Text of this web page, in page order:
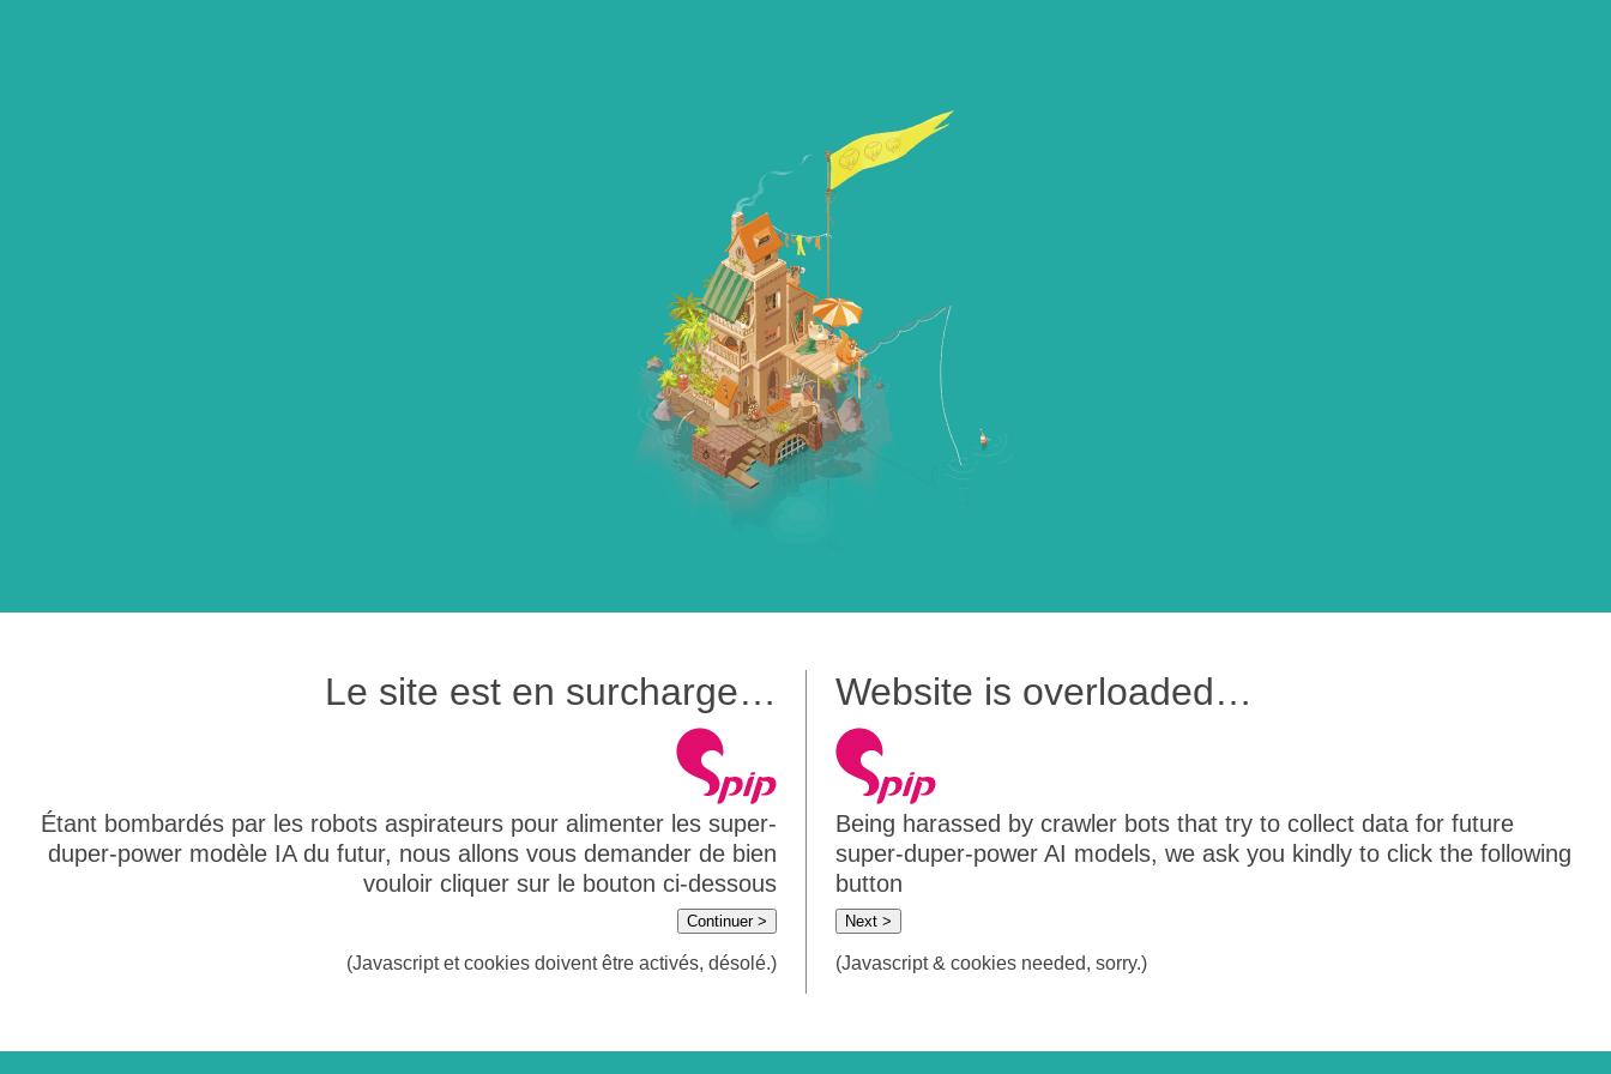
Le site est en surcharge…
Étant bombardés par les robots aspirateurs pour alimenter les super-
duper-power modèle IA du futur, nous allons vous demander de bien
vouloir cliquer sur le bouton ci-dessous
Continuer >
(Javascript et cookies doivent être activés, désolé.)
Website is overloaded…
Being harassed by crawler bots that try to collect data for future
super-duper-power AI models, we ask you kindly to click the following
button
Next >
(Javascript & cookies needed, sorry.)